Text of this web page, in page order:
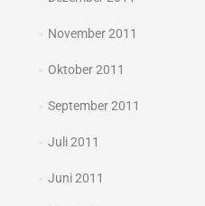
November 2011
Oktober 2011
September 2011
Juli 2011
Juni 2011